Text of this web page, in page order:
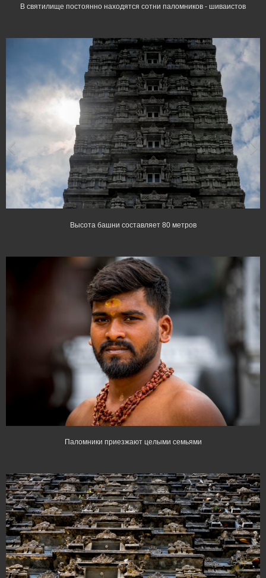
В святилище постоянно находятся сотни паломников - шиваистов
Высота башни составляет 80 метров
Паломники приезжают целыми семьями